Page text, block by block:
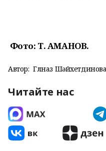
Фото: Т. АМАНОВ.
Автор: Гөлназ Шәйхетдинова
Читайте нас